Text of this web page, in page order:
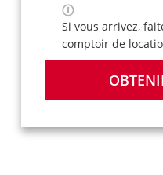
Si vous arrivez,
comptoir de